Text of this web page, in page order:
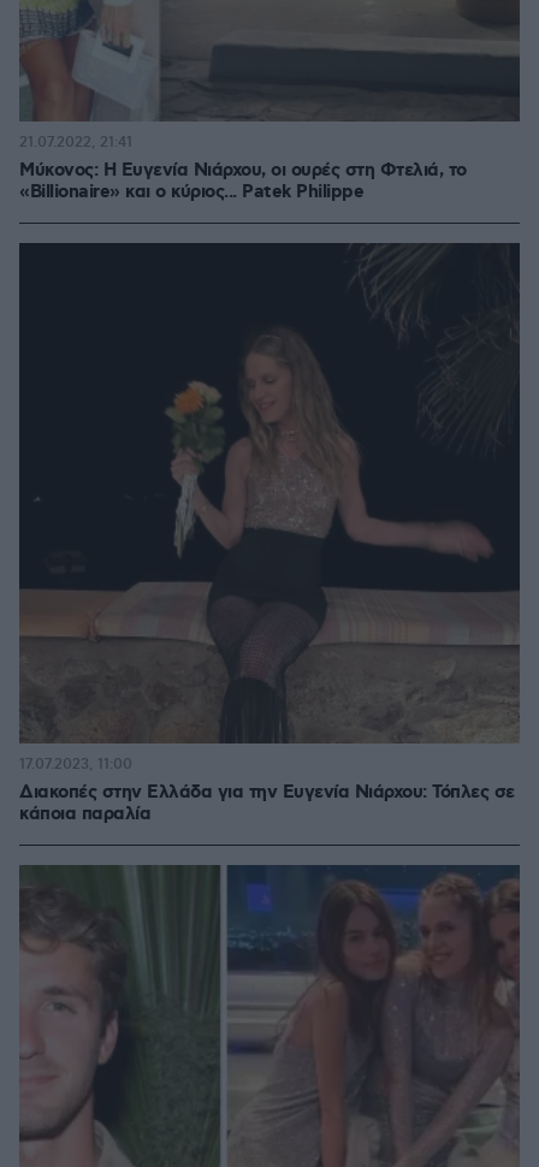
Μύκονος: Η Ευγενία Νιάρχου, οι ουρές στη Φτελιά, το
«Billionaire» και ο κύριος... Patek Philippe
21.07.2022, 21:41
Διακοπές στην Ελλάδα για την Ευγενία Νιάρχου: Τόπλες σε
κάποια παραλία
17.07.2023, 11:00